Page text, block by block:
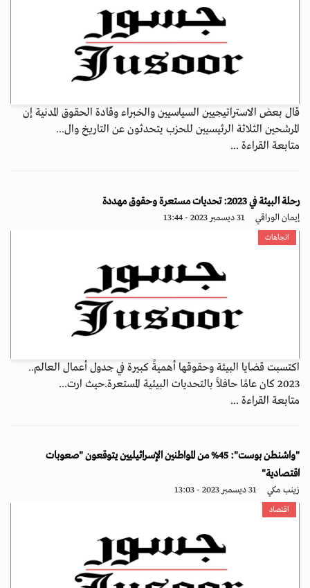
قال بعض الاستراتيجيين السياسيين والخبراء وقادة الحقوق المدنية إن
المرشحين الثلاثة الرئيسيين للحزب يتحدثون عن التاريخ وال...
متابعة القراءة ...
رحلة البيئة في 2023: تحديات مستعرة وحقوق مهددة
إيمان الوراقي 31 ديسمبر 2023 - 13:44
اتجاهات
اكتسبت قضايا البيئة وحقوقها أهميةً كبيرة في جدول أعمال العالم..
2023 كان عامًا حافلاً بالتحديات البيئية المستعرة.حيث ارت...
متابعة القراءة ...
"واشنطن بوست": 45% من المواطنين الإسرائيليين يتوقعون "صعوبات
اقتصادية"
زينب مكي 31 ديسمبر 2023 - 13:03
اقتصاد